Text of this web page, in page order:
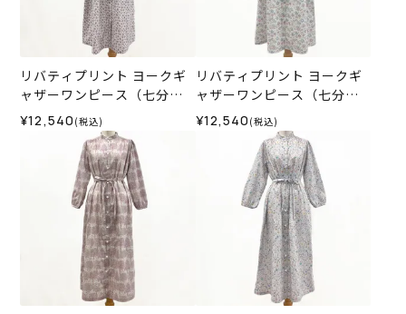
リバティプリント ヨークギ
ャザーワンピース（七分
袖）＜Mサイズ＞35I
¥12,540 (税込)
リバティプリント ヨークギ
ャザーワンピース（七分
袖）＜Mサイズ＞35E
¥12,540 (税込)